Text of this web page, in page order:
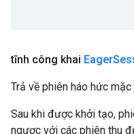
tĩnh công khai Eager
Trả về phiên háo hức
Sau khi được khởi tạo,
ngược với các phiên thu